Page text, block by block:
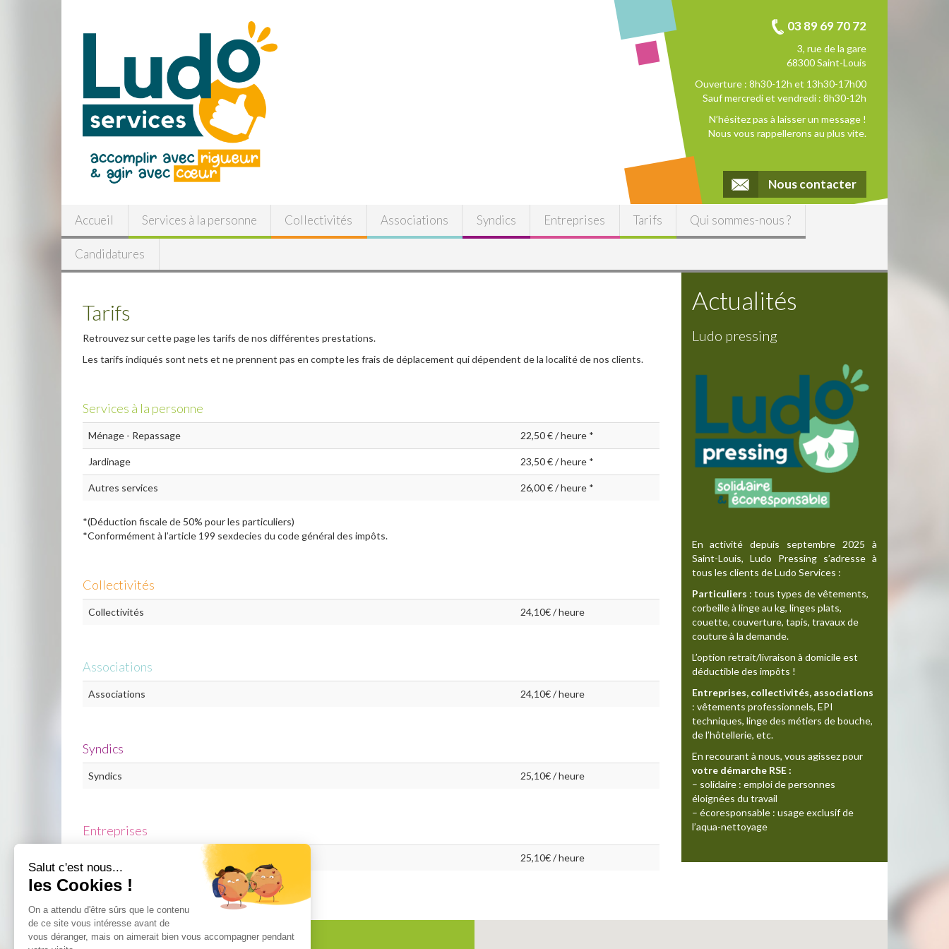
03 89 69 70 72
3, rue de la gare
68300 Saint-Louis
Ouverture : 8h30-12h et 13h30-17h00
Sauf mercredi et vendredi : 8h30-12h
N’hésitez pas à laisser un message !
Nous vous rappellerons au plus vite.
Nous contacter
Accueil Services à la personne Collectivités Associations Syndics Entreprises Tarifs Qui sommes-nous ?
Candidatures
Tarifs
Retrouvez sur cette page les tarifs de nos différentes prestations.
Les tarifs indiqués sont nets et ne prennent pas en compte les frais de déplacement qui dépendent de la localité de nos clients.
Services à la personne
Ménage - Repassage 22,50 € / heure *
Jardinage 23,50 € / heure *
Autres services 26,00 € / heure *
*(Déduction fiscale de 50% pour les particuliers)
*Conformément à l’article 199 sexdecies du code général des impôts.
Collectivités
Collectivités 24,10€ / heure
Associations
Associations 24,10€ / heure
Syndics
Syndics 25,10€ / heure
Entreprises
25,10€ / heure
Actualités
Ludo pressing
En activité depuis septembre 2025 à
Saint-Louis, Ludo Pressing s’adresse à
tous les clients de Ludo Services :
Particuliers : tous types de vêtements,
corbeille à linge au kg, linges plats,
couette, couverture, tapis, travaux de
couture à la demande.
L’option retrait/livraison à domicile est
déductible des impôts !
Entreprises, collectivités, associations
: vêtements professionnels, EPI
techniques, linge des métiers de bouche,
de l’hôtellerie, etc.
En recourant à nous, vous agissez pour
votre démarche RSE :
– solidaire : emploi de personnes
éloignées du travail
– écoresponsable : usage exclusif de
l’aqua-nettoyage